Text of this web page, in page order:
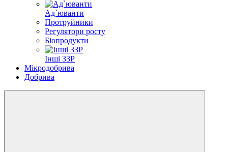
Ад`юванти
Протруйники
Регулятори росту
Біопродукти
Інші ЗЗР
Мікродобрива
Добрива